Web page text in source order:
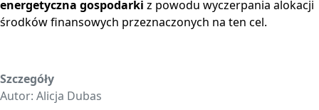
energetyczna gospodarki z powodu wyczerpania alokacji
środków finansowych przeznaczonych na ten cel.
Szczegóły
Autor: Alicja Dubas